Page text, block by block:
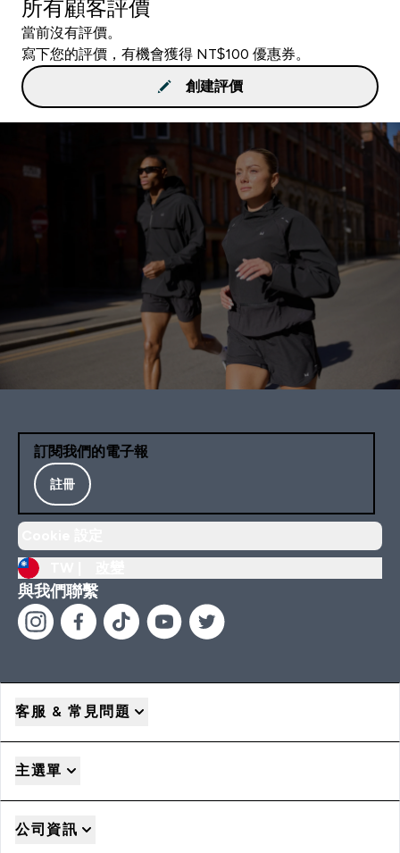
所有顧客評價
當前沒有評價。
寫下您的評價，有機會獲得 NT$100 優惠券。
創建評價
訂閱我們的電子報
註冊
與我們聯繫
客服 & 常見問題
主選單
公司資訊